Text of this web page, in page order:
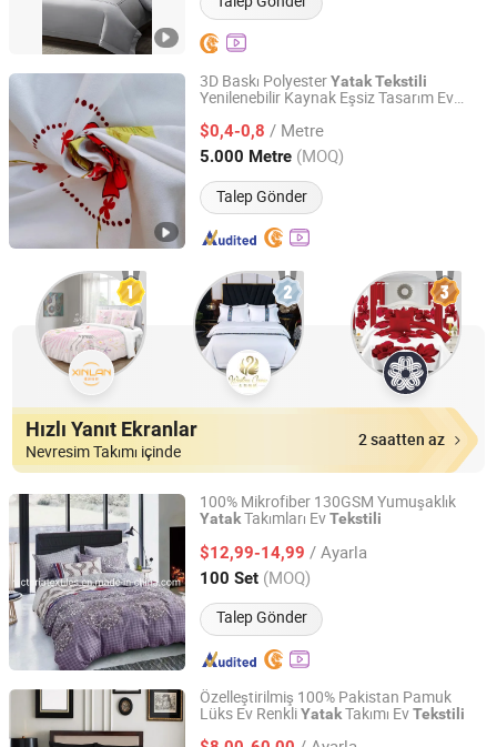
3D Baskı PolyesterYatakTekstili
Yenilenebilir Kaynak Eşsiz Tasarım Ev
$0,4-0,8 / Metre
5.000 Metre (MOQ)
Talep Gönder
Changxing Chenfei Textile Co., Ltd.
Zhejiang, China Fiyat 2025
Hızlı Yanıt Ekranlar
Nevresim Takımı içinde
2 saatten az
100% Mikrofiber 130GSM Yumuşaklık
YatakTakımları EvTekstili
$12,99-14,99 / Ayarla
100 Set (MOQ)
Talep Gönder
Nantong Victoria Import and Export Co., Ltd.
Jiangsu, China Fiyat 2021
Özelleştirilmiş 100% Pakistan Pamuk
Lüks Ev RenkliYatakTakımı EvTekstili
Shanghai General Textile Co., Ltd.